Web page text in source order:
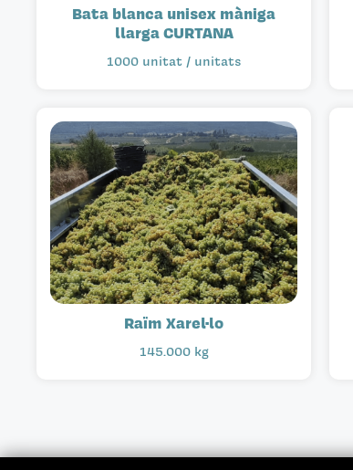
Bata blanca unisex màniga
llarga CURTANA
1000 unitat / unitats
Raïm Xarel·lo
145.000 kg